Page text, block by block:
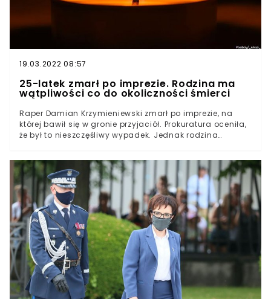
19.03.2022 08:57
25-latek zmarł po imprezie. Rodzina ma
wątpliwości co do okoliczności śmierci
Raper Damian Krzymieniewski zmarł po imprezie, na
której bawił się w gronie przyjaciół. Prokuratura oceniła,
że był to nieszczęśliwy wypadek. Jednak rodzina
pomoc.